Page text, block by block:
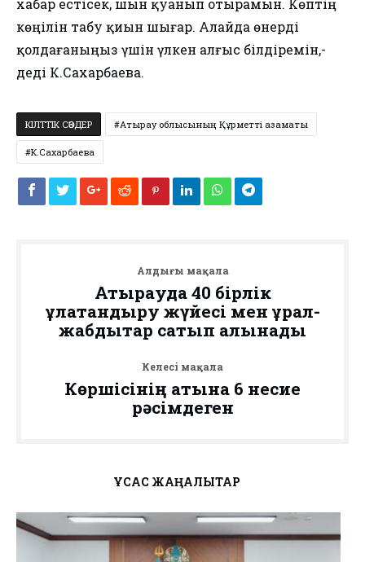
хабар естісек, шын қуанып отырамын. Көптің
көңілін табу қиын шығар. Алайда өнерді
қолдағаныңыз үшін үлкен алғыс білдіремін,-
деді К.Сахарбаева.
КІЛТТІК СӨЗДЕР Атырау облысының Құрметті азаматы
К.Сахарбаева
Алдыңғы мақала
Атырауда 40 бірлік
құлақтандыру жүйесі мен құрал-
жабдықтар сатып алынады
Келесі мақала
Көршісінің атына 6 несие
рәсімдеген
ҰҚСАС ЖАҢАЛЫҚТАР